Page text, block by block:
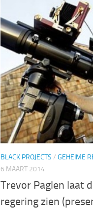
BLACK PROJECTS / GEHEIME
6 MAART 2014
Trevor Paglen laat
regering zien